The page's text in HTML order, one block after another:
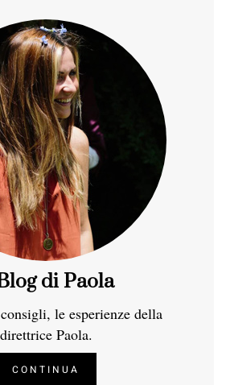
di Paola
le esperienze della
direttrice Paola.
CONTINUA